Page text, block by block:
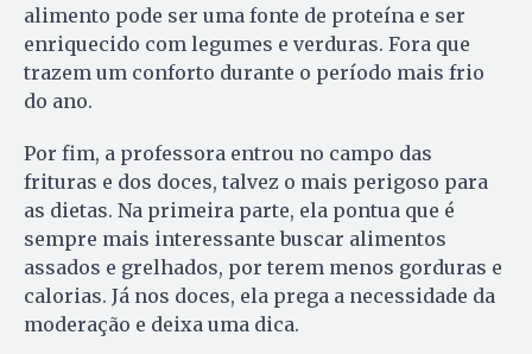
alimento pode ser uma fonte de proteína e ser
enriquecido com legumes e verduras. Fora que
trazem um conforto durante o período mais frio
do ano.
Por fim, a professora entrou no campo das
frituras e dos doces, talvez o mais perigoso para
as dietas. Na primeira parte, ela pontua que é
sempre mais interessante buscar alimentos
assados e grelhados, por terem menos gorduras e
calorias. Já nos doces, ela prega a necessidade da
moderação e deixa uma dica.